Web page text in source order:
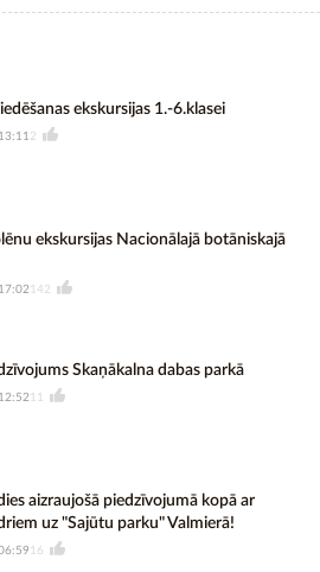
ekskursijas 1.-6.klasei
2
ekskursijas Nacionālajā botāniskajā
142
Skaņākalna dabas parkā
11
aizraujošā piedzīvojumā kopā ar
uz "Sajūtu parku" Valmierā!
16